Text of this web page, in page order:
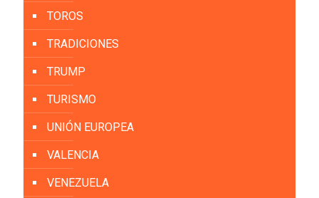
TOROS
TRADICIONES
TRUMP
TURISMO
UNIÓN EUROPEA
VALENCIA
VENEZUELA